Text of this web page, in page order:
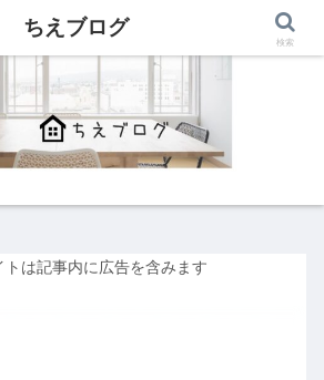
は記事内に広告を含みます
ちえブログ
検索